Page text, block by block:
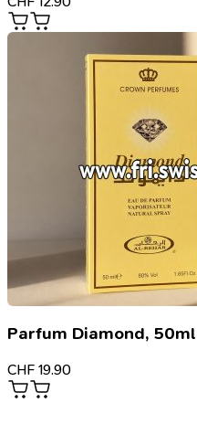
Parfum Diamond, 50ml
CHF 19.90